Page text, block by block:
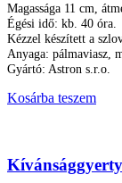
Magassága 11 cm,
Égési idő: kb. 40 óra.
Kézzel készített a
Anyaga: pálmaviasz,
Gyártó: Astron s.r.o.
Kosárba teszem